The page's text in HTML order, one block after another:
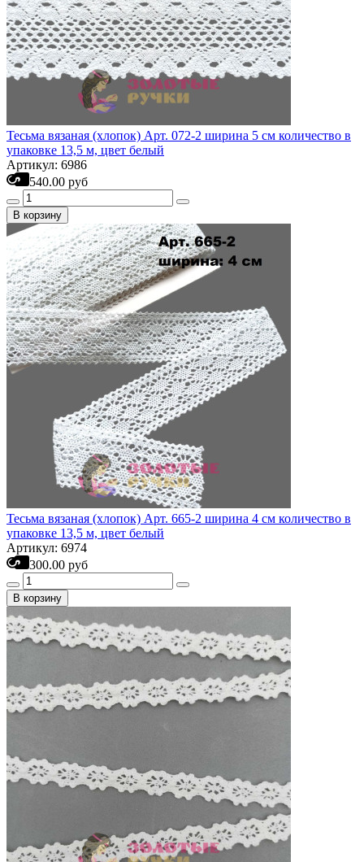
Тесьма вязаная (хлопок) Арт. 072-2 ширина 5 см количество в
упаковке 13,5 м, цвет белый
Артикул: 6986
540.00 руб
В корзину
Тесьма вязаная (хлопок) Арт. 665-2 ширина 4 см количество в
упаковке 13,5 м, цвет белый
Артикул: 6974
300.00 руб
В корзину